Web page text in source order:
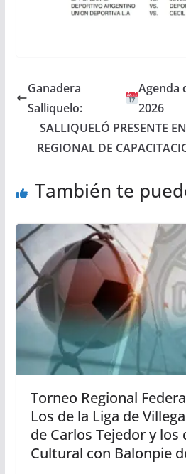
Ganadera
Salliquelo:
Agenda
2026
SALLIQUELÓ PRESENTE
REGIONAL DE
También te
Torneo Regional
Los de la Liga de
de Carlos Tejedor y los
Cultural con Balonpie